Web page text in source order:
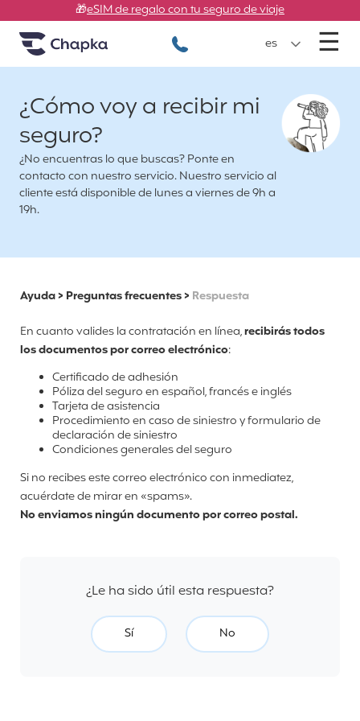
Ir directamente al contenido
Chapka Seguros de viaje
🎁eSIM de regalo con tu seguro de viaje
+34 900 805 947
es ☰
¿Cómo voy a recibir mi
seguro?
¿No encuentras lo que buscas? Ponte en
contacto con nuestro servicio. Nuestro servicio al
cliente está disponible de lunes a viernes de 9h a
19h.
Ayuda> Preguntas frecuentes> Respuesta
En cuanto valides la contratación en línea,recibirás todos
los documentos por correo electrónico:
Certificado de adhesión
Póliza del seguro en español, francés e inglés
Tarjeta de asistencia
Procedimiento en caso de siniestro y formulario de
declaración de siniestro
Condiciones generales del seguro
Si no recibes este correo electrónico con inmediatez,
acuérdate de mirar en «spams».
No enviamos ningún documento por correo postal.
¿Le ha sido útil esta respuesta?
Sí No